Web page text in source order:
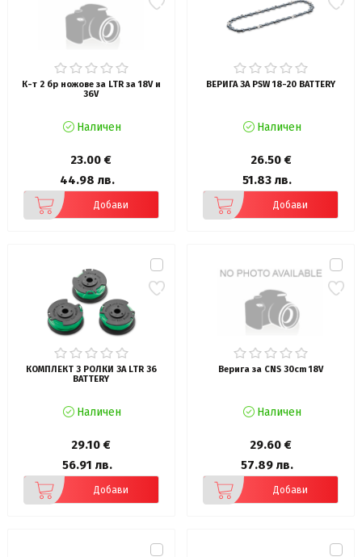
К-т 2 бр ножове за LTR за 18V и
36V
Наличен
23.00 €
44.98 лв.
Добави
ВЕРИГА ЗА PSW 18-20 BATTERY
Наличен
26.50 €
51.83 лв.
Добави
КОМПЛЕКТ 3 РОЛКИ ЗА LTR 36
BATTERY
Наличен
29.10 €
56.91 лв.
Добави
Верига за CNS 30cm 18V
Наличен
29.60 €
57.89 лв.
Добави